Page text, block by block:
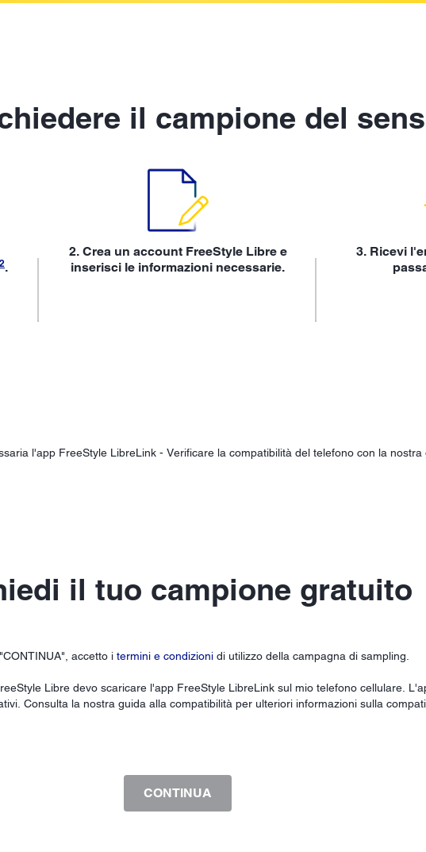
il campione del
2.
2. Crea un account FreeStyle Libre e
inserisci le informazioni necessarie.
3. Ricevi
l'app FreeStyle LibreLink - Verificare la compatibilità del telefono con la nostra
il tuo campione gratuito
accetto i termini e condizioni di utilizzo della campagna di sampling.
Libre devo scaricare l'app FreeStyle LibreLink sul mio telefono cellulare.
Consulta la nostra guida alla compatibilità per ulteriori informazioni sulla
CONTINUA